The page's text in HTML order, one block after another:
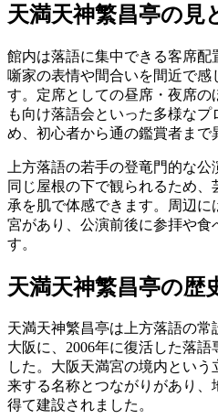
天満天神繁昌亭の見
館内は落語に集中できる客席配
噺家の表情や間合いを間近で
す。定席としての昼席・夜席
も向け落語会といった多様な
め、初心者から通の鑑賞者まで
上方落語の若手の登竜門的な
同じ屋根の下で観られるため
承を肌で体感できます。周辺
宮があり、公演前後に参拝や
す。
天満天神繁昌亭の歴
天満天神繁昌亭は上方落語の
大阪に、2006年に復活した落
した。大阪天満宮の境内とい
来する名称とつながりがあり
得て建設されました。